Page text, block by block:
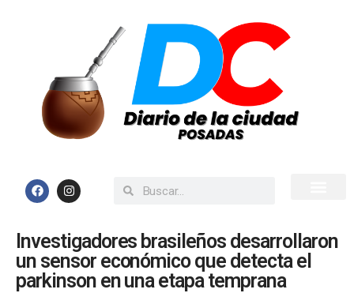
Investigadores brasileños desarrollaron
un sensor económico que detecta el
parkinson en una etapa temprana